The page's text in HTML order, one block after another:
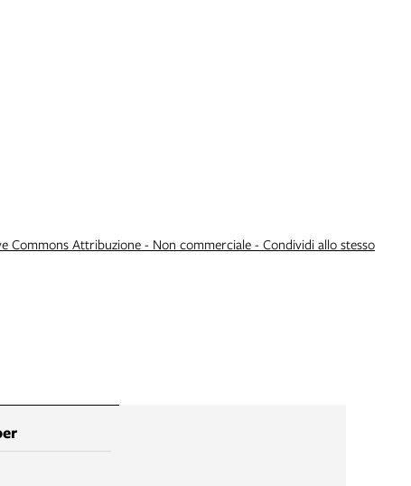
Commons Attribuzione - Non commerciale - Condividi allo stesso